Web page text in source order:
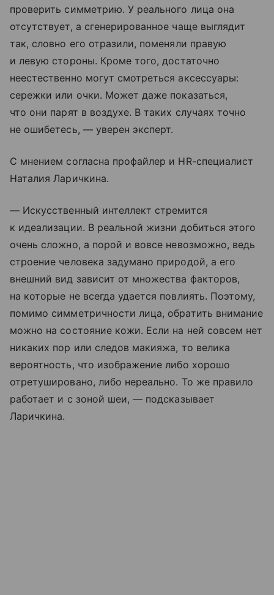
проверить симметрию. У реального лица она
отсутствует, а сгенерированное чаще выглядит
так, словно его отразили, поменяли правую
и левую стороны. Кроме того, достаточно
неестественно могут смотреться аксессуары:
сережки или очки. Может даже показаться,
что они парят в воздухе. В таких случаях точно
не ошибетесь, — уверен эксперт.
С мнением согласна профайлер и HR-специалист
Наталия Ларичкина.
— Искусственный интеллект стремится
к идеализации. В реальной жизни добиться этого
очень сложно, а порой и вовсе невозможно, ведь
строение человека задумано природой, а его
внешний вид зависит от множества факторов,
на которые не всегда удается повлиять. Поэтому,
помимо симметричности лица, обратить внимание
можно на состояние кожи. Если на ней совсем нет
никаких пор или следов макияжа, то велика
вероятность, что изображение либо хорошо
отретушировано, либо нереально. То же правило
работает и с зоной шеи, — подсказывает
Ларичкина.